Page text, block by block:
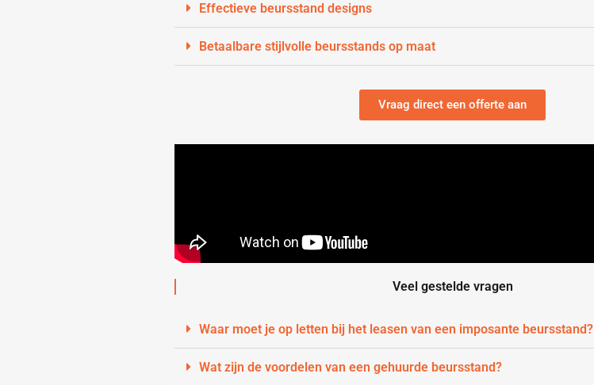
Effectieve beursstand designs
Betaalbare stijlvolle beursstands op maat
Vraag direct een offerte aan
Veel gestelde vragen
Waar moet je op letten bij het leasen van een imposante beursstand?
Wat zijn de voordelen van een gehuurde beursstand?